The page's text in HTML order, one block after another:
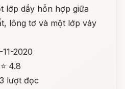
lớp dầy hỗn hợp giữa
lông tơ và một lớp vảy
2020
⭐ 4.8
lượt đọc